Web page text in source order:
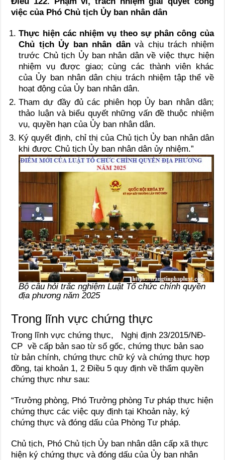
việc của Phó Chủ tịch Ủy ban nhân dân
Thực hiện các nhiệm vụ theo sự phân công của
Chủ tịch Ủy ban nhân dânvà chịu trách nhiệm
trước Chủ tịch Ủy ban nhân dân về việc thực hiện
nhiệm vụ được giao; cùng các thành viên khác
của Ủy ban nhân dân chịu trách nhiệm tập thể về
hoạt động của Ủy ban nhân dân.
Tham dự đầy đủ các phiên họp Ủy ban nhân dân;
thảo luận và biểu quyết những vấn đề thuộc nhiệm
vụ, quyền hạn của Ủy ban nhân dân.
Ký quyết định, chỉ thị của Chủ tịch Ủy ban nhân dân
khi được Chủ tịch Ủy ban nhân dân ủy nhiệm.”
Bộ câu hỏi trắc nghiệm Luật Tổ chức chính quyền
địa phương năm 2025
Trong lĩnh vực chứng thực
Trong lĩnh vực chứng thực, Nghị định 23/2015/NĐ-
CP về cấp bản sao từ sổ gốc, chứng thực bản sao
từ bản chính, chứng thực chữ ký và chứng thực hợp
đồng, tại khoản 1, 2 Điều 5 quy định về thẩm quyền
chứng thực như sau:
“Trưởng phòng, Phó Trưởng phòng Tư pháp thực hiện
chứng thực các việc quy định tại Khoản này, ký
chứng thực và đóng dấu của Phòng Tư pháp.
Chủ tịch, Phó Chủ tịch Ủy ban nhân dân cấp xã thực
hiện ký chứng thực và đóng dấu của Ủy ban nhân